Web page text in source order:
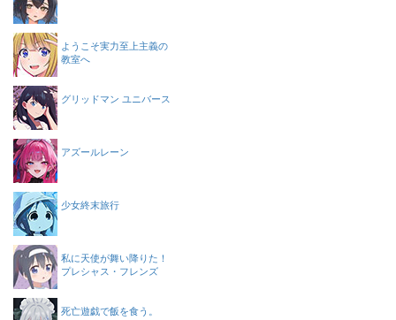
ようこそ実力至上主義の
教室へ
グリッドマン ユニバース
アズールレーン
少女終末旅行
私に天使が舞い降りた！
プレシャス・フレンズ
死亡遊戯で飯を食う。